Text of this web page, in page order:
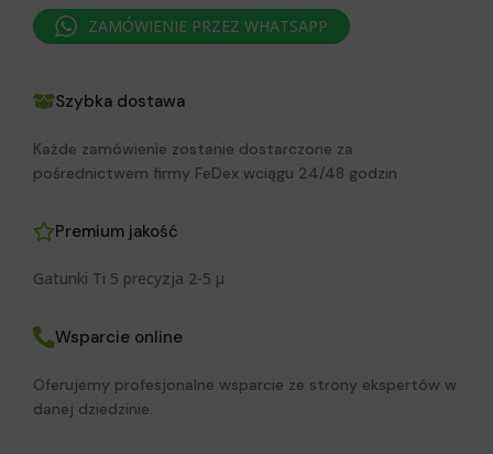
ZAMÓWIENIE PRZEZ WHATSAPP
Szybka dostawa
Każde zamówienie zostanie dostarczone za
pośrednictwem firmy FeDex wciągu 24/48 godzin
Premium jakość
Gatunki Ti 5 precyzja 2-5 μ
Wsparcie online
Oferujemy profesjonalne wsparcie ze strony ekspertów w
danej dziedzinie.